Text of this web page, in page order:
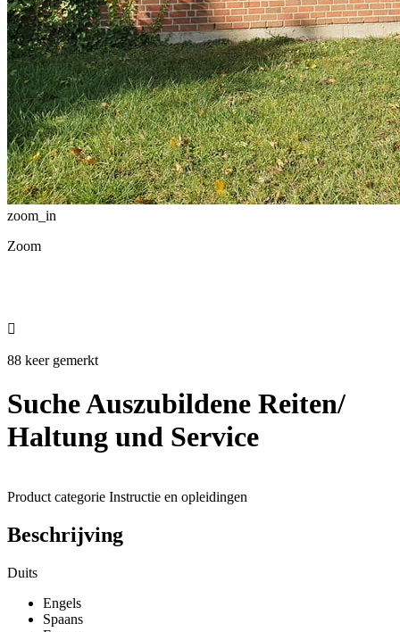
zoom_in
Zoom

88 keer gemerkt
Suche Auszubildene Reiten/
Haltung und Service
Product categorie Instructie en opleidingen
Beschrijving
Duits
Engels
Spaans